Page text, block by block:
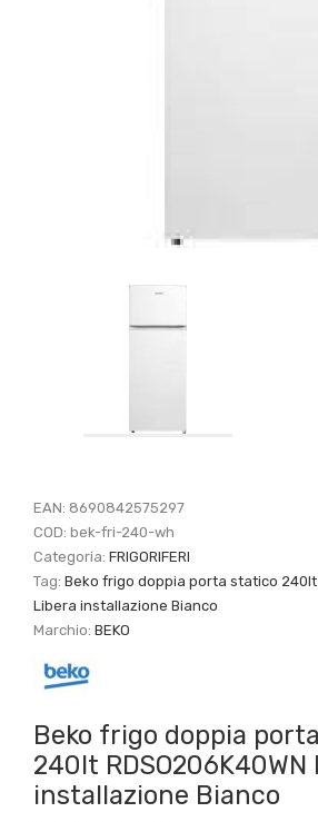
EAN: 8690842575297
COD:bek-fri-240-wh
Categoria:FRIGORIFERI
Tag:Beko frigo doppia porta statico 240lt
Libera installazione Bianco
Marchio:BEKO
Beko frigo doppia
240lt RDSO206K40WN
installazione Bianco